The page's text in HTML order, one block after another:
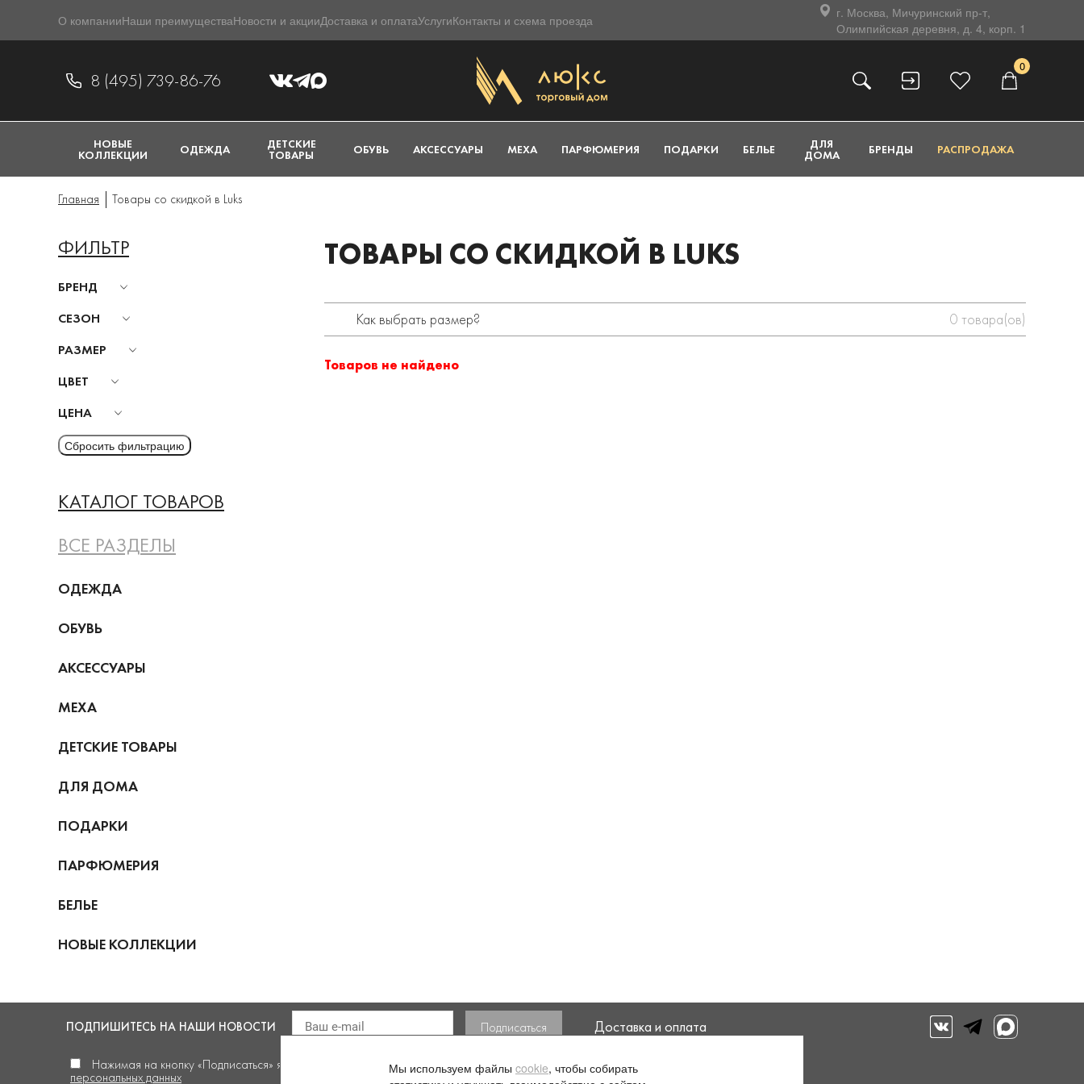
О компанииНаши преимуществаНовости и акцииДоставка и оплатаУслугиКонтакты и схема проезда
г. Москва, Мичуринский пр-т,
Олимпийская деревня, д. 4, корп. 1
8 (495) 739-86-76
0
НОВЫЕ
КОЛЛЕКЦИИ ОДЕЖДА ДЕТСКИЕ
ТОВАРЫ ОБУВЬ АКСЕССУАРЫ МЕХА ПАРФЮМЕРИЯ ПОДАРКИ БЕЛЬЕ ДЛЯ
ДОМА БРЕНДЫ РАСПРОДАЖА
Главная Товары со скидкой в Luks
ФИЛЬТР
БРЕНД
СЕЗОН
РАЗМЕР
ЦВЕТ
ЦЕНА
КАТАЛОГ ТОВАРОВ
ВСЕ РАЗДЕЛЫ
ОДЕЖДА
ОБУВЬ
АКСЕССУАРЫ
МЕХА
ДЕТСКИЕ ТОВАРЫ
ДЛЯ ДОМА
ПОДАРКИ
ПАРФЮМЕРИЯ
БЕЛЬЕ
НОВЫЕ КОЛЛЕКЦИИ
ТОВАРЫ СО СКИДКОЙ В LUKS
Как выбрать размер? 0 товара(ов)
Товаров не найдено
ПОДПИШИТЕСЬ НА НАШИ НОВОСТИ
Нажимая на кнопку «Подписаться» я даю своё согласие на обработку моих
персональных данных
Доставка и оплата
Мы используем файлы cookie, чтобы собирать